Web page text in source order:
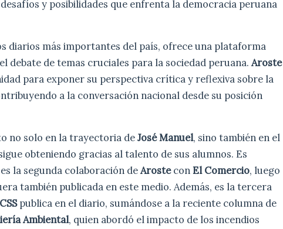
y posibilidades que enfrenta la democracia peruana
diarios más importantes del país, ofrece una plataforma
debate de temas cruciales para la sociedad peruana.Aroste
para exponer su perspectiva crítica y reflexiva sobre la
a la conversación nacional desde su posición
no solo en la trayectoria deJosé Manuel, sino también en el
obteniendo gracias al talento de sus alumnos. Es
la segunda colaboración deArosteconEl Comercio, luego
también publicada en este medio. Además, es la tercera
publica en el diario, sumándose a la reciente columna de
Ambiental, quien abordó el impacto de los incendios